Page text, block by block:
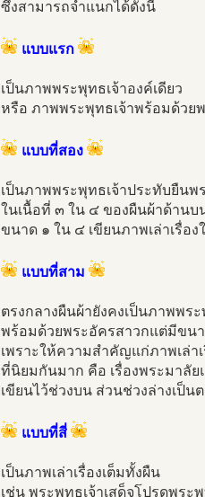
ซึ่งสามารถจำแนกได้ดังนี้
แบบแรก
เป็นภาพพระพุทธเจ้าองค์เดียว
หรือ ภาพพระพุทธเจ้าพร้อมด้วย
แบบที่สอง
เป็นภาพพระพุทธเจ้าประทับยืนพ
ในเนื้อที่ ๓ ใน ๔ ของผืนผ้าด้านบ
ขนาด ๑ ใน ๔ เขียนภาพเล่าเรื่อ
แบบที่สาม
ตรงกลางผืนผ้ายังคงเป็นภาพพร
พร้อมด้วยพระอัครสาวกแต่มีขน
เพราะให้ความสำคัญแก่ภาพเล่า
ที่นิยมกันมาก คือ เรื่องพระมาลั
เขียนไว้ช่วงบน ส่วนช่วงล่างเป็
แบบที่สี่
เป็นภาพเล่าเรื่องเต็มทั้งผืน
เช่น พระพุทธเจ้าเสด็จโปรดพระ